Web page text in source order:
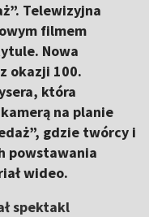
Telewizyjna
filmem
Nowa
okazji 100.
która
na planie
gdzie twórcy i
powstawania
wideo.
spektakl